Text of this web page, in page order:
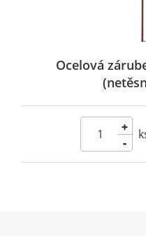
Ocelová
-
+